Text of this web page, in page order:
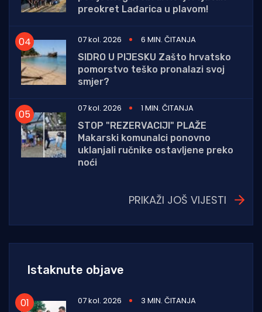
preokret Lađarica u plavom!
07 kol. 2026
6 MIN. ČITANJA
SIDRO U PIJESKU Zašto hrvatsko
pomorstvo teško pronalazi svoj
smjer?
07 kol. 2026
1 MIN. ČITANJA
STOP "REZERVACIJI" PLAŽE
Makarski komunalci ponovno
uklanjali ručnike ostavljene preko
noći
PRIKAŽI JOŠ VIJESTI
Istaknute objave
07 kol. 2026
3 MIN. ČITANJA